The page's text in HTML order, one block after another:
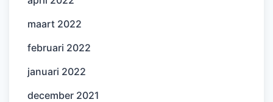
maart 2022
februari 2022
januari 2022
december 2021